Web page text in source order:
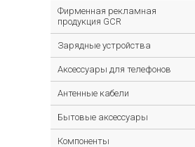
Фирменная рекламная
продукция GCR
Зарядные устройства
Аксессуары для телефонов
Антенные кабели
Бытовые аксессуары
Компоненты